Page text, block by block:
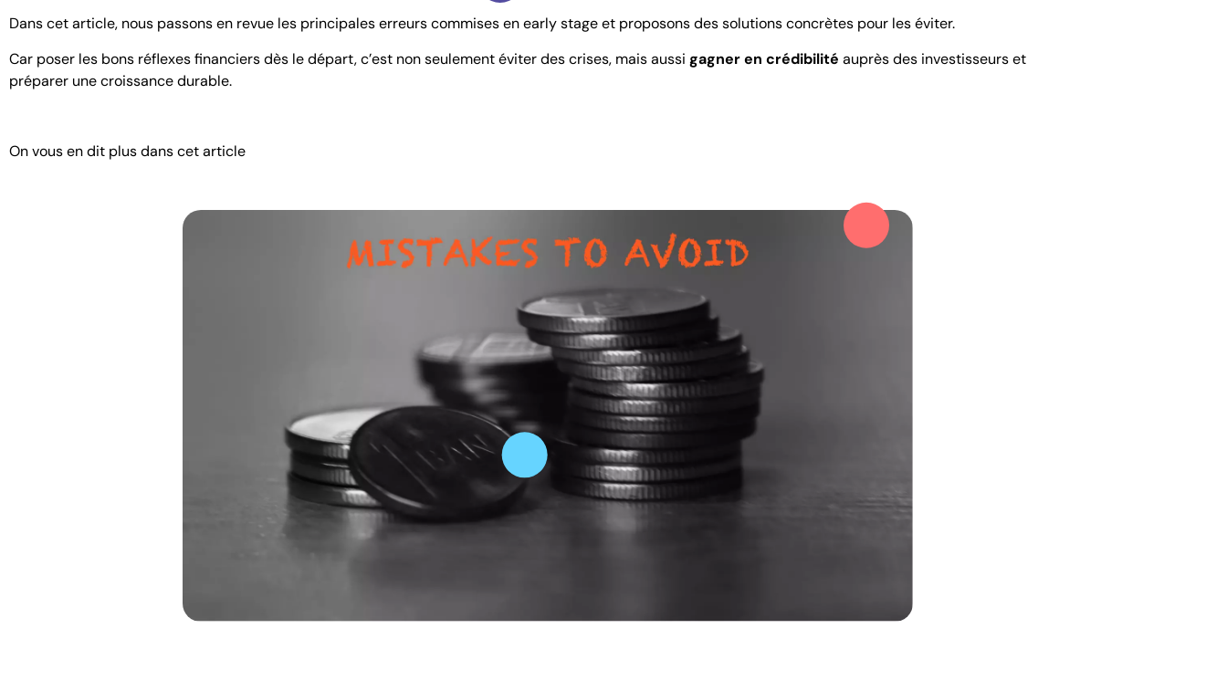
Dans cet article, nous passons en revue les principales erreurs commises en early stage et proposons des solutions concrètes pour les éviter.
Car poser les bons réflexes financiers dès le départ, c’est non seulement éviter des crises, mais aussi gagner en crédibilité auprès des investisseurs et
préparer une croissance durable.
On vous en dit plus dans cet article